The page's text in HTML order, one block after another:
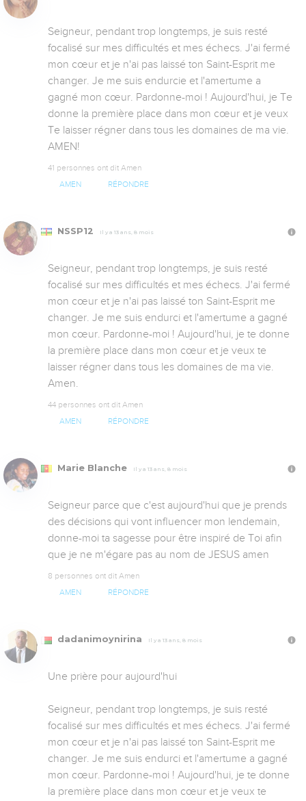
Seigneur, pendant trop longtemps, je suis resté
focalisé sur mes difficultés et mes échecs. J'ai fermé
mon cœur et je n'ai pas laissé ton Saint-Esprit me
changer. Je me suis endurcie et l'amertume a
gagné mon cœur. Pardonne-moi ! Aujourd'hui, je Te
donne la première place dans mon cœur et je veux
Te laisser régner dans tous les domaines de ma vie.
AMEN!
41 personnes ont dit Amen
AMEN RÉPONDRE
NSSP12 Il y a 13 ans, 8 mois
Seigneur, pendant trop longtemps, je suis resté
focalisé sur mes difficultés et mes échecs. J'ai fermé
mon cœur et je n'ai pas laissé ton Saint-Esprit me
changer. Je me suis endurci et l'amertume a gagné
mon cœur. Pardonne-moi ! Aujourd'hui, je te donne
la première place dans mon cœur et je veux te
laisser régner dans tous les domaines de ma vie.
Amen.
44 personnes ont dit Amen
AMEN RÉPONDRE
Marie Blanche Il y a 13 ans, 8 mois
Seigneur parce que c'est aujourd'hui que je prends
des décisions qui vont influencer mon lendemain,
donne-moi ta sagesse pour être inspiré de Toi afin
que je ne m'égare pas au nom de JESUS amen
8 personnes ont dit Amen
AMEN RÉPONDRE
dadanimoynirina Il y a 13 ans, 8 mois
Une prière pour aujourd'hui
Seigneur, pendant trop longtemps, je suis resté
focalisé sur mes difficultés et mes échecs. J'ai fermé
mon cœur et je n'ai pas laissé ton Saint-Esprit me
changer. Je me suis endurci et l'amertume a gagné
mon cœur. Pardonne-moi ! Aujourd'hui, je te donne
la première place dans mon cœur et je veux te